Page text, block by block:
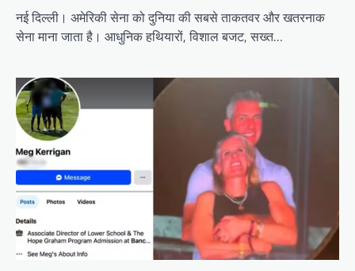
नई दिल्ली। अमेरिकी सेना को दुनिया की सबसे ताकतवर और खतरनाक
सेना माना जाता है। आधुनिक हथियारों, विशाल बजट, सख्त…